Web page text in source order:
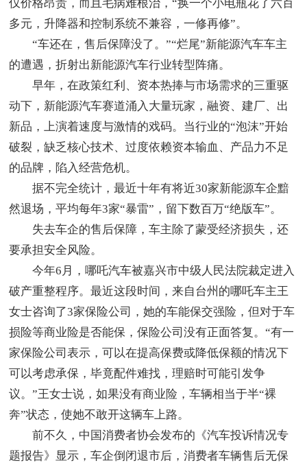
仅价格昂贵，而且毛病难根治，“换一个小电瓶花了六百
多元，升降器和控制系统不兼容，一修再修”。
“车还在，售后保障没了。”“烂尾”新能源汽车车主
的遭遇，折射出新能源汽车行业转型阵痛。
早年，在政策红利、资本热捧与市场需求的三重驱
动下，新能源汽车赛道涌入大量玩家，融资、建厂、出
新品，上演着速度与激情的戏码。当行业的“泡沫”开始
破裂，缺乏核心技术、过度依赖资本输血、产品力不足
的品牌，陷入经营危机。
据不完全统计，最近十年有将近30家新能源车企黯
然退场，平均每年3家“暴雷”，留下数百万“绝版车”。
失去车企的售后保障，车主除了蒙受经济损失，还
要承担安全风险。
今年6月，哪吒汽车被嘉兴市中级人民法院裁定进入
破产重整程序。最近这段时间，来自台州的哪吒车主王
女士咨询了3家保险公司，她的车能保交强险，但对于车
损险等商业险是否能保，保险公司没有正面答复。“有一
家保险公司表示，可以在提高保费或降低保额的情况下
可以考虑承保，毕竟配件难找，理赔时可能引发争
议。”王女士说，如果没有商业险，车辆相当于半“裸
奔”状态，使她不敢开这辆车上路。
前不久，中国消费者协会发布的《汽车投诉情况专
题报告》显示，车企倒闭退市后，消费者车辆售后无保